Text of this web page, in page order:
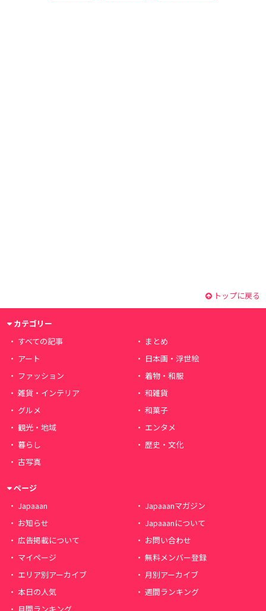
トップに戻る
カテゴリー
すべての記事
まとめ
アート
日本画・浮世絵
ファッション
着物・和服
雑貨・インテリア
和雑貨
グルメ
和菓子
観光・地域
エンタメ
暮らし
歴史・文化
古写真
ページ
Japaaan
Japaaanマガジン
お知らせ
Japaaanについて
広告掲載について
お問い合わせ
マイページ
無料メンバー登録
エリア別アーカイブ
月別アーカイブ
本日の人気
週間ランキング